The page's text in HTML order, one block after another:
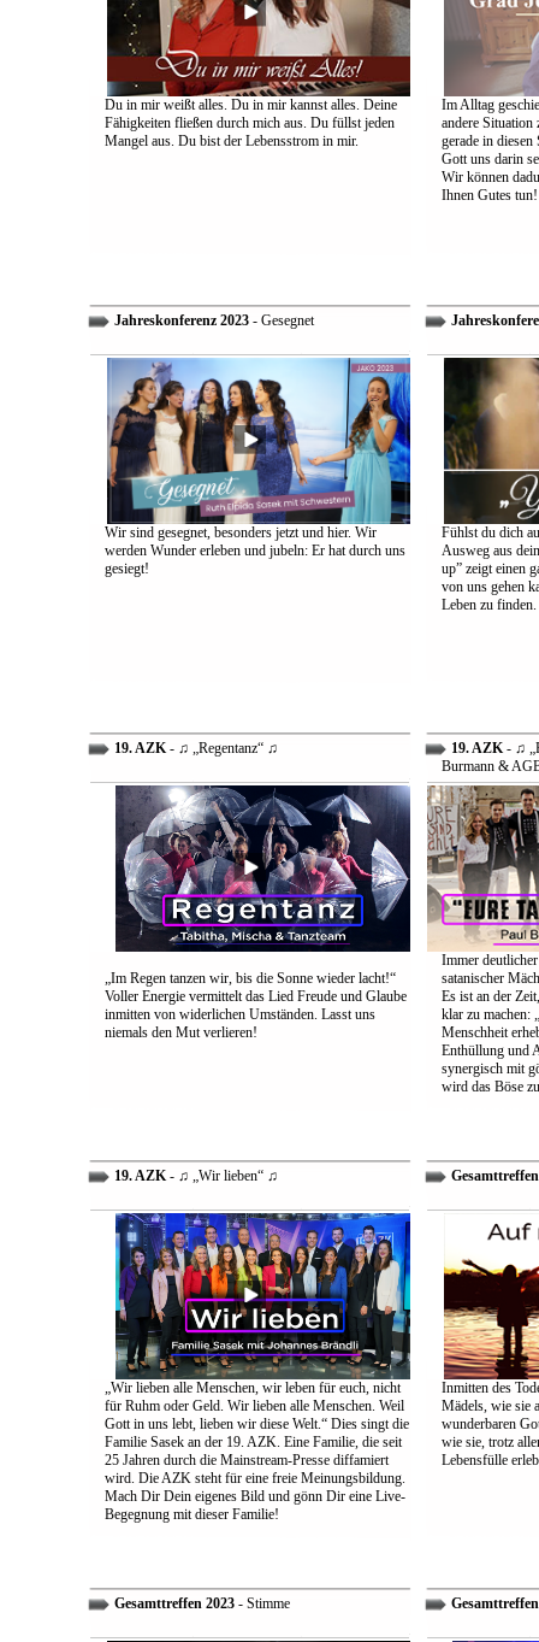
Du in mir weißt alles. Du in mir kannst alles. Deine
Fähigkeiten fließen durch mich aus. Du füllst jeden
Mangel aus. Du bist der Lebensstrom in mir.
Im Alltag
andere
gerade in
Gott uns darin
Wir können
Ihnen Gutes tun!
Jahreskonferenz 2023- Gesegnet
Wir sind gesegnet, besonders jetzt und hier. Wir
werden Wunder erleben und jubeln: Er hat durch uns
gesiegt!
Fühlst du dich
Ausweg aus
up” zeigt einen
von uns gehen
Leben zu finden.
19. AZK- ♫ „Regentanz“ ♫
„Im Regen tanzen wir, bis die Sonne wieder lacht!“
Voller Energie vermittelt das Lied Freude und Glaube
inmitten von widerlichen Umständen. Lasst uns
niemals den Mut verlieren!
19. AZK- ♫
Burmann &
Immer
satanischer
Es ist an der
klar zu machen:
Menschheit
Enthüllung und
synergisch mit
wird das Böse
19. AZK- ♫ „Wir lieben“ ♫
„Wir lieben alle Menschen, wir leben für euch, nicht
für Ruhm oder Geld. Wir lieben alle Menschen. Weil
Gott in uns lebt, lieben wir diese Welt.“ Dies singt die
Familie Sasek an der 19. AZK. Eine Familie, die seit
25 Jahren durch die Mainstream-Presse diffamiert
wird. Die AZK steht für eine freie Meinungsbildung.
Mach Dir Dein eigenes Bild und gönn Dir eine Live-
Begegnung mit dieser Familie!
Inmitten des
Mädels, wie sie
wunderbaren
wie sie, trotz
Lebensfülle
Gesamttreffen 2023- Stimme